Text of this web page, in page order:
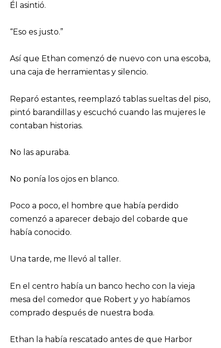
Él asintió.
“Eso es justo.”
Así que Ethan comenzó de nuevo con una escoba,
una caja de herramientas y silencio.
Reparó estantes, reemplazó tablas sueltas del piso,
pintó barandillas y escuchó cuando las mujeres le
contaban historias.
No las apuraba.
No ponía los ojos en blanco.
Poco a poco, el hombre que había perdido
comenzó a aparecer debajo del cobarde que
había conocido.
Una tarde, me llevó al taller.
En el centro había un banco hecho con la vieja
mesa del comedor que Robert y yo habíamos
comprado después de nuestra boda.
Ethan la había rescatado antes de que Harbor